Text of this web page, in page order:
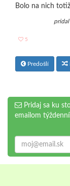
Bolo na nich
pridal
5
Predošlí
Pridaj sa ku
emailom